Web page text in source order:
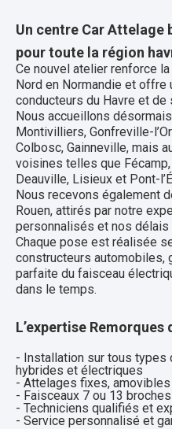
Un centre Car Attelage
pour toute la région
Ce nouvel atelier renforce
Nord en Normandie et offre
conducteurs du Havre et de
Nous accueillons
Montivilliers, Gonfreville-
Colbosc, Gainneville, mais
voisines telles que
Deauville, Lisieux et Pont-
Nous recevons également
Rouen, attirés par notre
personnalisés et nos délais
Chaque pose est réalisée
constructeurs automobiles,
parfaite du faisceau
dans le temps.
L’expertise Remorques
- Installation sur tous types
hybrides et électriques
- Attelages fixes,
- Faisceaux 7 ou 13 broches
- Techniciens qualifiés et
- Service personnalisé et